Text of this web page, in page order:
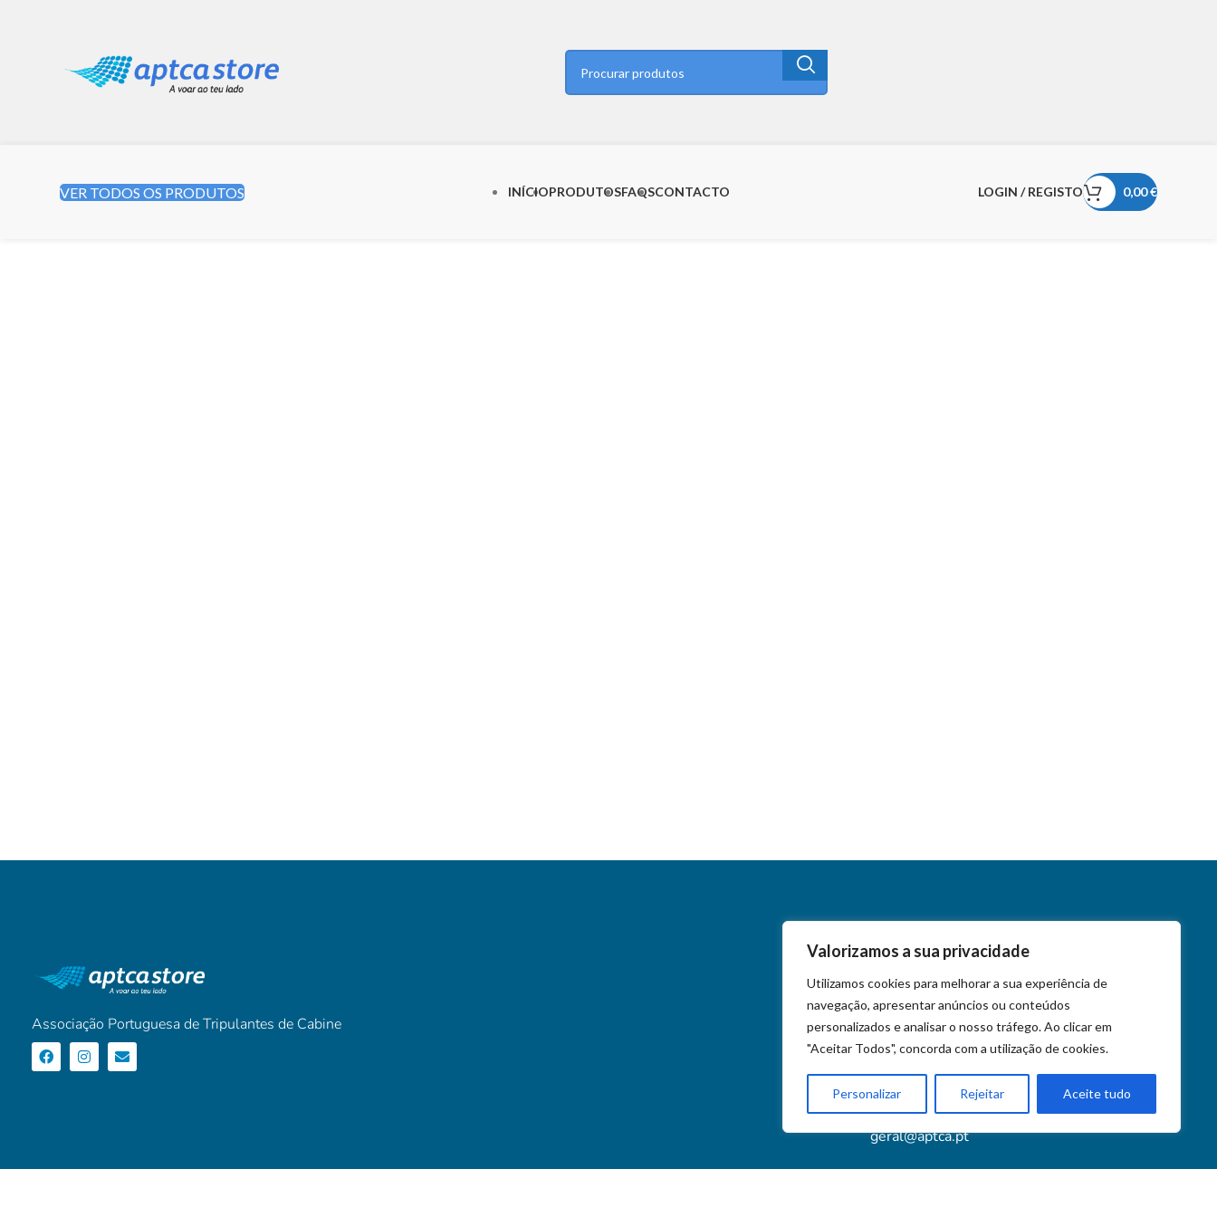
Valorizamos a sua privacidade
Utilizamos cookies para melhorar a sua experiência de
navegação, apresentar anúncios ou conteúdos
personalizados e analisar o nosso tráfego. Ao clicar em
"Aceitar Todos", concorda com a utilização de cookies.
Personalizar Rejeitar Aceite tudo
VER TODOS OS PRODUTOS INÍCIOPRODUTOSFAQSCONTACTO LOGIN / REGISTO 0,00€
Associação Portuguesa de Tripulantes de Cabine
Contactos
+351 218 452 020
+351 939 572 023
Av. Almirante Gago Coutinho 90, 1749-039
Lisboa
geral@aptca.pt
www.aptca.pt